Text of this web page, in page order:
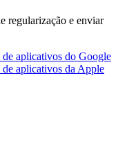
regularização e enviar